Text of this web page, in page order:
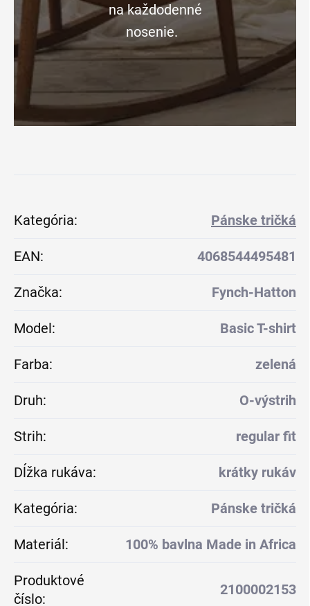
na každodenné
nosenie.
Kategória: Pánske tričká
EAN: 4068544495481
Značka: Fynch-Hatton
Model: Basic T-shirt
Farba: zelená
Druh: O-výstrih
Strih: regular fit
Dĺžka rukáva: krátky rukáv
Kategória: Pánske tričká
Materiál: 100% bavlna Made in Africa
Produktové
číslo:
2100002153